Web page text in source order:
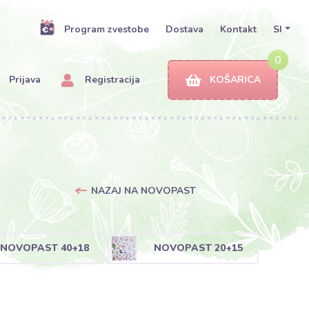
Program zvestobe Dostava Kontakt SI
Prijava Registracija
0
KOŠARICA
NAZAJ NA NOVOPAST
NOVOPAST 40+18 NOVOPAST 20+15